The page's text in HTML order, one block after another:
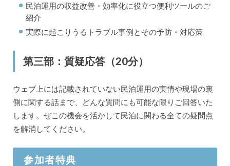
民泊運用の収益改善・効率化に役立つ便利ツールのご
紹介
実際に起こりうるトラブル事例とその予防・対応策
第三部：質疑応答（20分）
ウェブ上には記載されていない民泊運用の実情や現場の裏
側に関する話まで、どんな質問にも可能な限りご回答いた
します。ぜこの機会を活かして民泊に関わる全ての疑問点
を解消してください。
参加者特典